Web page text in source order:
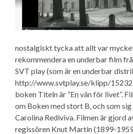
nostalgiskt tycka att allt var
rekommendera en underbar film
SVT play (som är en underbar
http://www.svtplay.se/klipp/
boken Titeln är ”En vän för livet”.
om Boken med stort B, och som
Carolina Rediviva. Filmen är gjord
regissören Knut Martin (1899-